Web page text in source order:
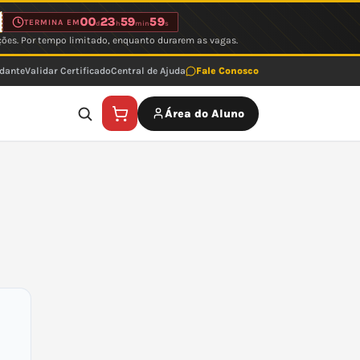
TERMINA EM00d23 h59min59s
Por tempo limitado, enquanto durarem as vagas.
Validar CertificadoCentral de Ajuda Fale Conosco
Área do Aluno